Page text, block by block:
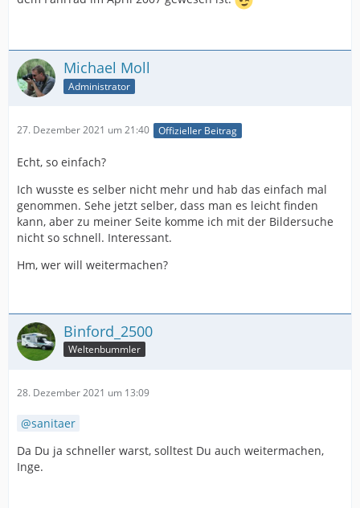
Michael Moll
Administrator
27. Dezember 2021 um 21:40 Offizieller Beitrag
Echt, so einfach?
Ich wusste es selber nicht mehr und hab das einfach mal
genommen. Sehe jetzt selber, dass man es leicht finden
kann, aber zu meiner Seite komme ich mit der Bildersuche
nicht so schnell. Interessant.
Hm, wer will weitermachen?
Binford_2500
Weltenbummler
28. Dezember 2021 um 13:09
sanitaer
Da Du ja schneller warst, solltest Du auch weitermachen,
Inge.